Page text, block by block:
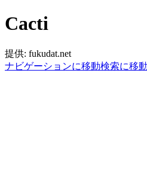
Cacti
提供: fukudat.net
ナビゲーションに移動検索に移動